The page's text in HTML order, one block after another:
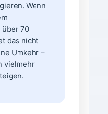
Wenn
über 70
das nicht
Umkehr –
vielmehr